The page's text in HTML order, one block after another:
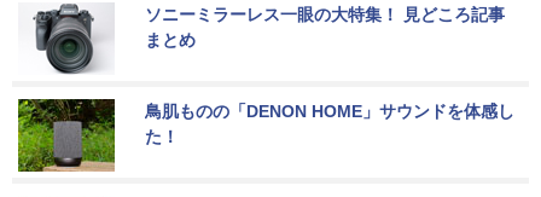
ソニーミラーレス一眼の大特集！ 見どころ記事
まとめ
鳥肌ものの「DENON HOME」サウンドを体感し
た！